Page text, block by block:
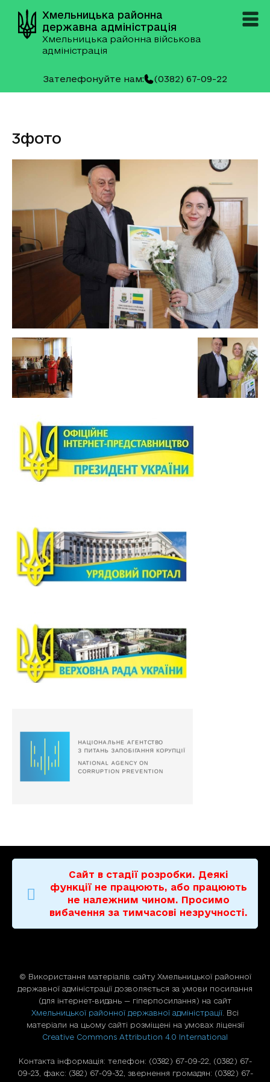
Хмельницька районна
державна адміністрація
Хмельницька районна військова
адміністрація
Зателефонуйте нам: (0382) 67-09-22
3фото
Сайт в стадії розробки. Деякі
функції не працюють, або працюють
не належним чином. Просимо
вибачення за тимчасові незручності.
© Використання матерiалiв сайту Хмельницької районної
державної адміністрації дозволяється за умови посилання
(для iнтернет-видань — гiперпосилання) на сайт
Хмельницької районної державної адміністрації . Всі
матеріали на цьому сайті розміщені на умовах ліцензії
Creative Commons Attribution 4.0 International
Контакта інформація: телефон: (0382) 67-09-22, (0382) 67-
09-23, факс: (382) 67-09-32, звернення громадян: (0382) 67-